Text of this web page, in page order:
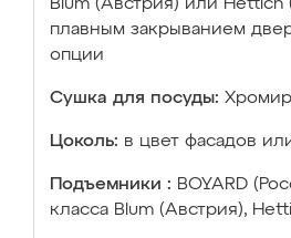
Blum (Австрия) или Hettich
плавным закрыванием
опции
Сушка для посуды:
Цоколь: в цвет фасадов
Подъемники : BOYARD
класса Blum (Австрия),